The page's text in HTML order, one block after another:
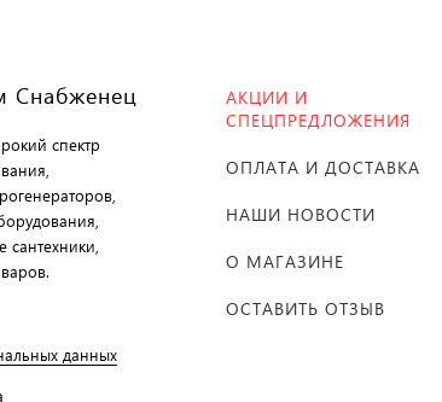
Снабженец
спектр
сантехники,
данных
АКЦИИ И
СПЕЦПРЕДЛОЖЕНИЯ
ОПЛАТА И ДОСТАВКА
НАШИ НОВОСТИ
О МАГАЗИНЕ
ОСТАВИТЬ ОТЗЫВ